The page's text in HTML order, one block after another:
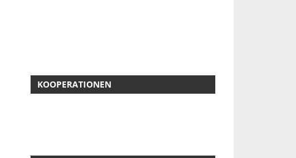
KOOPERATIONEN